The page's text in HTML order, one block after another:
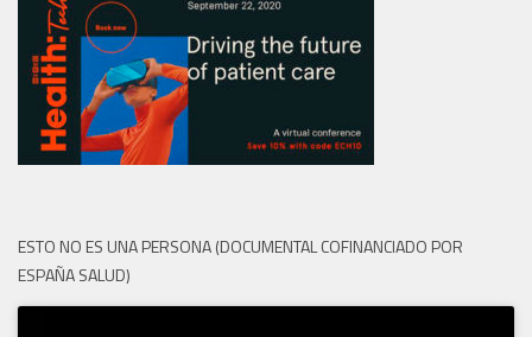
ESTO NO ES UNA PERSONA (DOCUMENTAL COFINANCIADO POR
ESPAÑA SALUD)